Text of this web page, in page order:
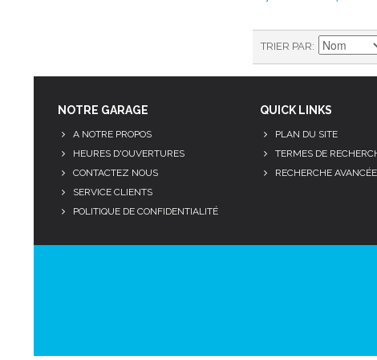
TRIER PAR
NOTRE GARAGE
A NOTRE PROPOS
HEURES D'OUVERTURES
CONTACTEZ NOUS
SERVICE CLIENTS
POLITIQUE DE CONFIDENTIALITÉ
QUICK LINKS
PLAN DU SITE
TERMES DE
RECHERCHE AVANCÉE